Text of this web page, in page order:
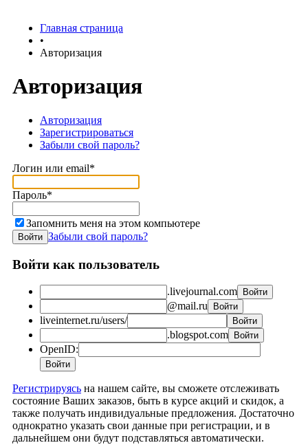
Главная страница
•
Авторизация
Авторизация
Авторизация
Зарегистрироваться
Забыли свой пароль?
Логин или email*
Пароль*
Запомнить меня на этом компьютере
Забыли свой пароль?
Войти как пользователь
.livejournal.com
@mail.ru
liveinternet.ru/users/
.blogspot.com
OpenID:
Регистрируясь на нашем сайте, вы сможете отслеживать
состояние Ваших заказов, быть в курсе акций и скидок, а
также получать индивидуальные предложения. Достаточно
однократно указать свои данные при регистрации, и в
дальнейшем они будут подставляться автоматически.